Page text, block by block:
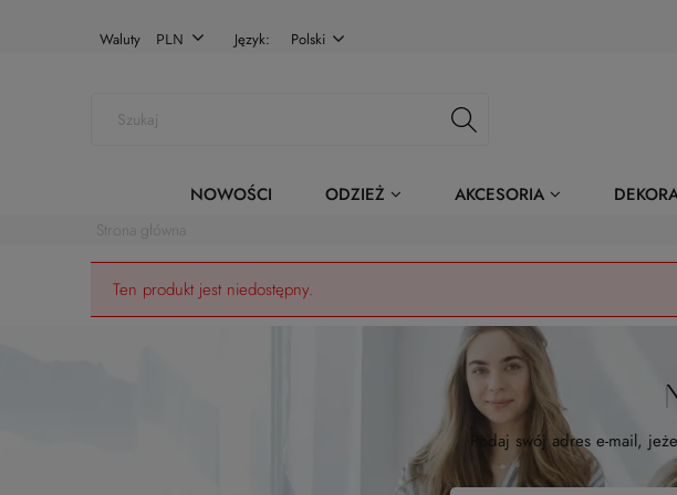
Waluty Język: Polski
NOWOŚCI ODZIEŻ AKCESORIA
Strona główna
Ten produkt jest niedostępny.
Podaj swój adres e-mail,